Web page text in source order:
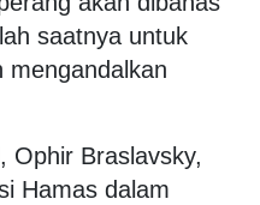
saatnya untuk
mengandalkan
Ophir Braslavsky,
Hamas dalam